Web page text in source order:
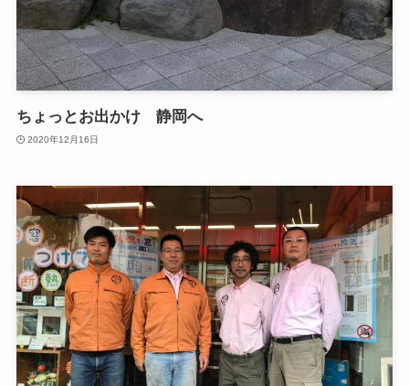
ちょっとお出かけ 静岡へ
2020年12月16日